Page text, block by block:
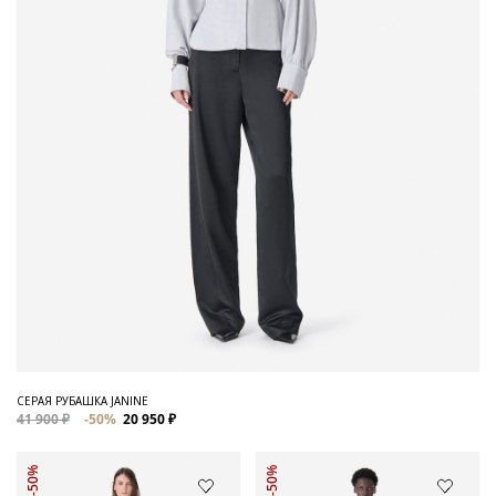
СЕРАЯ РУБАШКА JANINE
41 900 ₽ -50% 20 950 ₽
-50% -50%